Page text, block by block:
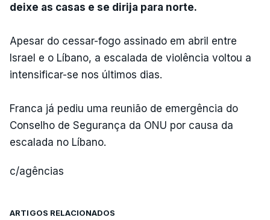
deixe as casas e se dirija para norte.
Apesar do cessar-fogo assinado em abril entre
Israel e o Líbano, a escalada de violência voltou a
intensificar-se nos últimos dias.
Franca já pediu uma reunião de emergência do
Conselho de Segurança da ONU por causa da
escalada no Líbano.
c/agências
ARTIGOS RELACIONADOS